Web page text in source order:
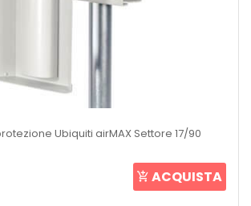
Ubiquiti airMAX Settore 17/90
ACQUISTA